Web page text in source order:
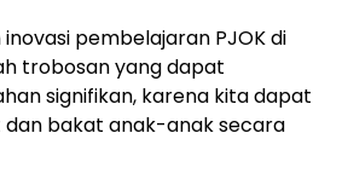
pembelajaran PJOK di
trobosan yang dapat
signifikan, karena kita dapat
bakat anak-anak secara